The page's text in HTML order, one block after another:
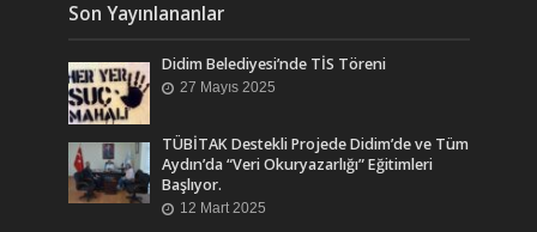
Son Yayınlananlar
Didim Belediyesi’nde TİS Töreni
27 Mayıs 2025
TÜBİTAK Destekli Projede Didim’de ve Tüm
Aydın’da “Veri Okuryazarlığı” Eğitimleri
Başlıyor.
12 Mart 2025